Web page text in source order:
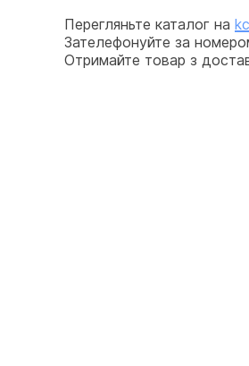
Перегляньте каталог на
Зателефонуйте за
Отримайте товар з